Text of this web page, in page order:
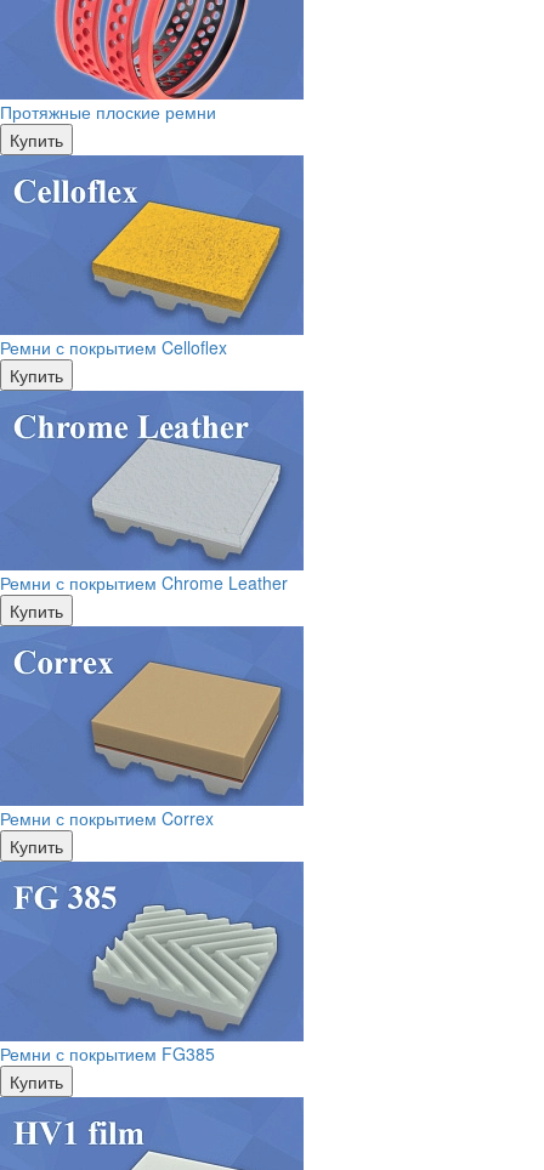
Протяжные плоские ремни
Купить
Ремни с покрытием Celloflex
Купить
Ремни с покрытием Chrome Leather
Купить
Ремни с покрытием Correx
Купить
Ремни с покрытием FG385
Купить